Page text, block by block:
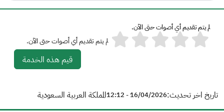
لم يتم تقديم أي أصوات حتى الآن.
لم يتم تقديم أي أصوات حتى الآن.
قيم هذه الخدمة
تاريخ اخر تحديث:16/04/2026 - 12:12 المملكة العربية السعودية